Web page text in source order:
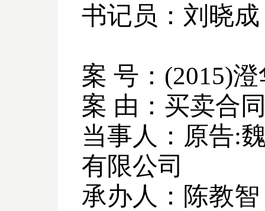
书记员：刘晓成
案 号： (2015)澄
案 由：买卖合
当事人：原告:
有限公司
承办人：陈教智